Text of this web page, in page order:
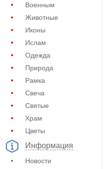
Военным
Животные
Иконы
Ислам
Одежда
Природа
Рамка
Свеча
Святые
Храм
Цветы
Информация
Новости